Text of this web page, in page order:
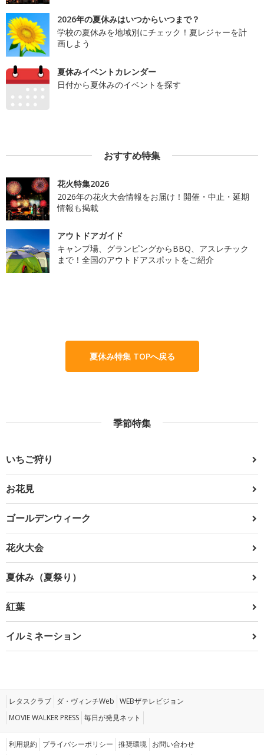
2026年の夏休みはいつからいつまで？
学校の夏休みを地域別にチェック！夏レジャーを計
画しよう
夏休みイベントカレンダー
日付から夏休みのイベントを探す
おすすめ特集
花火特集2026
2026年の花火大会情報をお届け！開催・中止・延期
情報も掲載
アウトドアガイド
キャンプ場、グランピングからBBQ、アスレチック
まで！全国のアウトドアスポットをご紹介
夏休み特集 TOPへ戻る
季節特集
いちご狩り
お花見
ゴールデンウィーク
花火大会
夏休み（夏祭り）
紅葉
イルミネーション
レタスクラブ ダ・ヴィンチWeb WEBザテレビジョン
MOVIE WALKER PRESS 毎日が発見ネット
利用規約 プライバシーポリシー 推奨環境 お問い合わせ